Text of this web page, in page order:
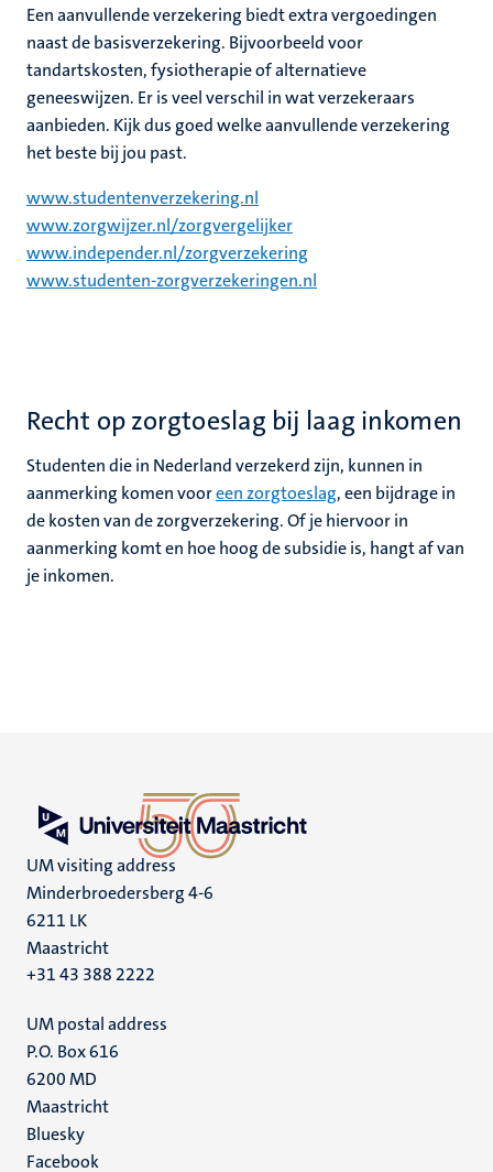
Een aanvullende verzekering biedt extra vergoedingen
naast de basisverzekering. Bijvoorbeeld voor
tandartskosten, fysiotherapie of alternatieve
geneeswijzen. Er is veel verschil in wat verzekeraars
aanbieden. Kijk dus goed welke aanvullende verzekering
het beste bij jou past.
www.studentenverzekering.nl
www.zorgwijzer.nl/zorgvergelijker
www.independer.nl/zorgverzekering
www.studenten-zorgverzekeringen.nl
Recht op zorgtoeslag bij laag inkomen
Studenten die in Nederland verzekerd zijn, kunnen in
aanmerking komen vooreen zorgtoeslag, een bijdrage in
de kosten van de zorgverzekering. Of je hiervoor in
aanmerking komt en hoe hoog de subsidie is, hangt af van
je inkomen.
UM visiting address
Minderbroedersberg 4-6
6211 LK
Maastricht
+31 43 388 2222
UM postal address
P.O. Box 616
6200 MD
Maastricht
Social
Bluesky
Facebook